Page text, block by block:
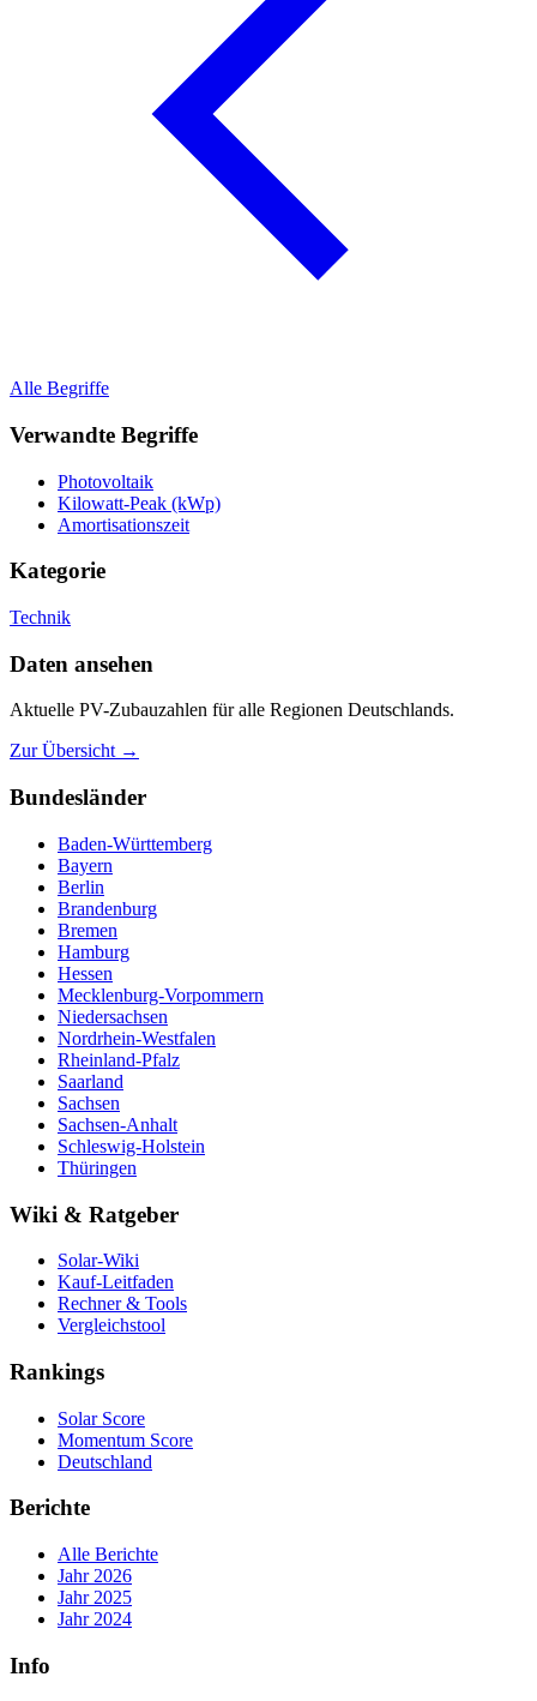
Alle Begriffe
Verwandte Begriffe
Photovoltaik
Kilowatt-Peak (kWp)
Amortisationszeit
Kategorie
Technik
Daten ansehen
Aktuelle PV-Zubauzahlen für alle Regionen Deutschlands.
Zur Übersicht →
Bundesländer
Baden-Württemberg
Bayern
Berlin
Brandenburg
Bremen
Hamburg
Hessen
Mecklenburg-Vorpommern
Niedersachsen
Nordrhein-Westfalen
Rheinland-Pfalz
Saarland
Sachsen
Sachsen-Anhalt
Schleswig-Holstein
Thüringen
Wiki & Ratgeber
Solar-Wiki
Kauf-Leitfaden
Rechner & Tools
Vergleichstool
Rankings
Solar Score
Momentum Score
Deutschland
Berichte
Alle Berichte
Jahr 2026
Jahr 2025
Jahr 2024
Info